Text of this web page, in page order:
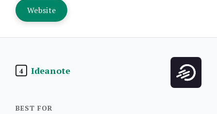
Website
4 Ideanote